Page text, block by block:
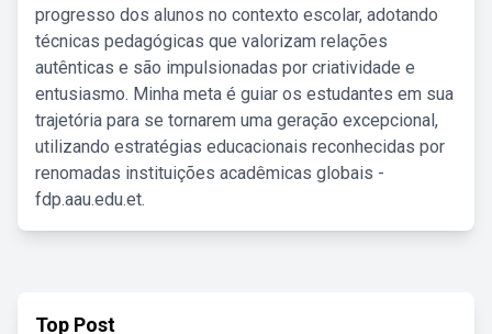
progresso dos alunos no contexto escolar, adotando
técnicas pedagógicas que valorizam relações
autênticas e são impulsionadas por criatividade e
entusiasmo. Minha meta é guiar os estudantes em sua
trajetória para se tornarem uma geração excepcional,
utilizando estratégias educacionais reconhecidas por
renomadas instituições acadêmicas globais -
fdp.aau.edu.et.
Top Post